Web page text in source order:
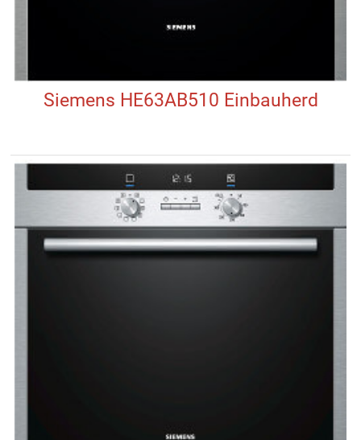
Siemens HE63AB510 Einbauherd